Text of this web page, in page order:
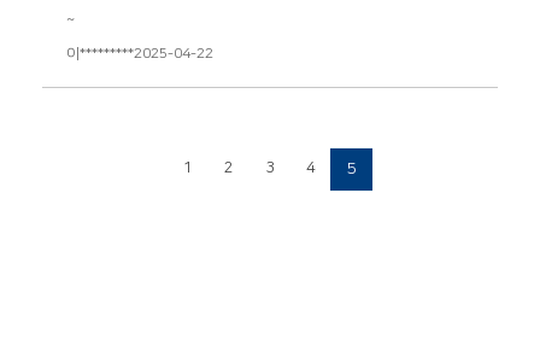
~
이*********2025-04-22
1 2 3 4 5